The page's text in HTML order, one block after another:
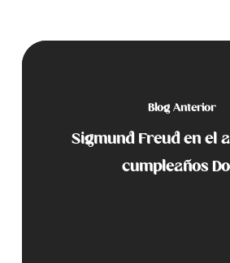
Blog Anterior
Sigmund Freud en el
cumpleaños